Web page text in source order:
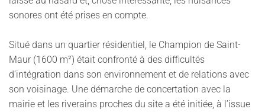
sonores ont été prises en compte.
Situé dans un quartier résidentiel, le Champion de Saint-
Maur (1600 m²) était confronté à des difficultés
d’intégration dans son environnement et de relations avec
son voisinage. Une démarche de concertation avec la
mairie et les riverains proches du site a été initiée, à l’issue